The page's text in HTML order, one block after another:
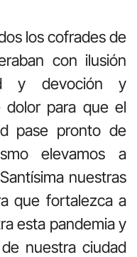
los cofrades de
con ilusión
y devoción y
dolor para que el
pase pronto de
elevamos a
nuestras
que fortalezca a
esta pandemia y
nuestra ciudad